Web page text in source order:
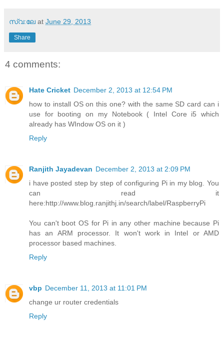
സ്വ:ലേ at June 29, 2013
Share
4 comments:
Hate Cricket December 2, 2013 at 12:54 PM
how to install OS on this one? with the same SD card can i
use for booting on my Notebook ( Intel Core i5 which
already has WIndow OS on it )
Reply
Ranjith Jayadevan December 2, 2013 at 2:09 PM
i have posted step by step of configuring Pi in my blog. You
can read it
here:http://www.blog.ranjithj.in/search/label/RaspberryPi
You can't boot OS for Pi in any other machine because Pi
has an ARM processor. It won't work in Intel or AMD
processor based machines.
Reply
vbp December 11, 2013 at 11:01 PM
change ur router credentials
Reply